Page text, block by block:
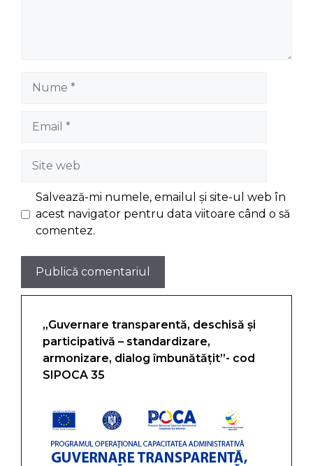
Site
web
Salvează-mi numele, emailul și site-ul web în
acest navigator pentru data viitoare când o să
comentez.
„Guvernare transparentă, deschisă și
participativă – standardizare,
armonizare, dialog îmbunătățit”- cod
SIPOCA 35